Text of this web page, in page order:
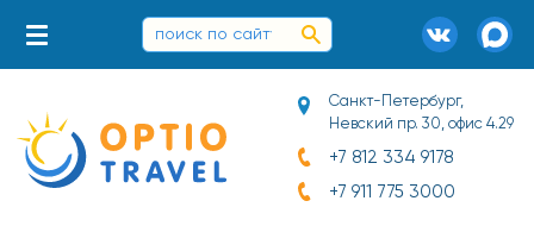
Санкт-Петербург,
Невский пр. 30, офис 4.29
+7 812 334 9178
+7 911 775 3000